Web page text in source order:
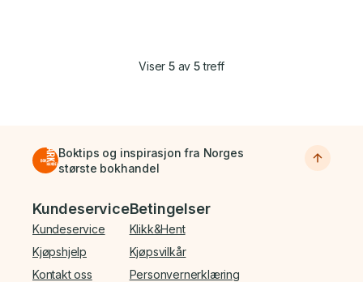
Viser5av 5treff
Boktips og inspirasjon fra Norges
største bokhandel
Bunnmeny
Kundeservice
Kundeservice
Kjøpshjelp
Kontakt oss
Betingelser
Klikk&Hent
Kjøpsvilkår
Personvernerklæring